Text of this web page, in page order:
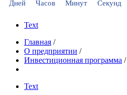
Дней Часов Минут Секунд
Text
Главная /
О предприятии /
Инвестиционная программа /
Text